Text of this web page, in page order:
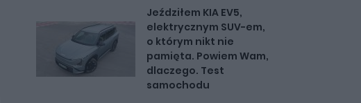
Jeździłem KIA EV5,
elektrycznym SUV-em,
o którym nikt nie
pamięta. Powiem Wam,
dlaczego. Test
samochodu